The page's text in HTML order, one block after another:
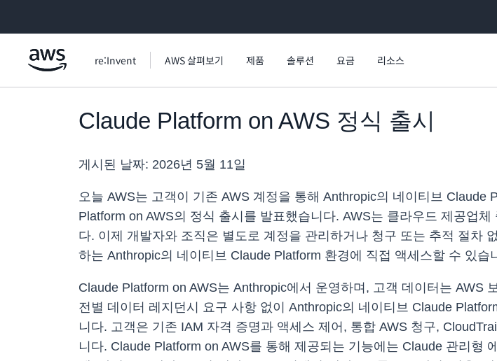
re:Invent AWS 살펴보기 제품 솔루션 요금 리소스
Claude Platform on AWS 정식 출시
게시된 날짜: 2026년 5월 11일
오늘 AWS는 고객이 기존 AWS 계정을 통해 Anthropic의 네이티브
Platform on AWS의 정식 출시를 발표했습니다. AWS는 클라우드 제공업
다. 이제 개발자와 조직은 별도로 계정을 관리하거나 청구 또는 추적 절차
하는 Anthropic의 네이티브 Claude Platform 환경에 직접 액세스할 수 있습
Claude Platform on AWS는 Anthropic에서 운영하며, 고객 데이터는 AWS
전별 데이터 레지던시 요구 사항 없이 Anthropic의 네이티브 Claude
니다. 고객은 기존 IAM 자격 증명과 액세스 제어, 통합 AWS 청구,
니다. Claude Platform on AWS를 통해 제공되는 기능에는 Claude 관리형